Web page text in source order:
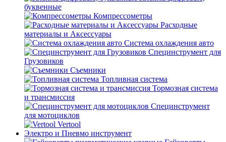
буквенные
Компрессометры
Расходные
материалы и Аксессуары
Система охлаждения авто
Специнструмент для
Грузовиков
Съемники
Топливная система
Тормозная система
и трансмиссия
Специнструмент
для мотоциклов
Vertool
Электро и Пневмо инструмент